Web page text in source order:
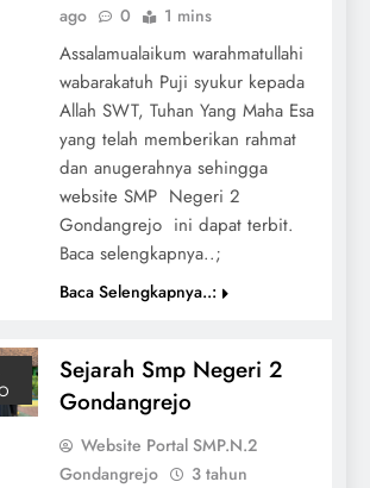
ago
0 1 mins
Assalamualaikum warahmatullahi
wabarakatuh Puji syukur kepada
Allah SWT, Tuhan Yang Maha Esa
yang telah memberikan rahmat
dan anugerahnya sehingga
website SMP Negeri 2
Gondangrejo ini dapat terbit.
Baca selengkapnya..;
Baca Selengkapnya..:
Sejarah Smp Negeri 2
Gondangrejo
Website Portal SMP.N.2
Gondangrejo
3 tahun